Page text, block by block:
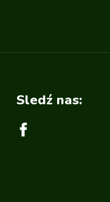
Sledź nas: